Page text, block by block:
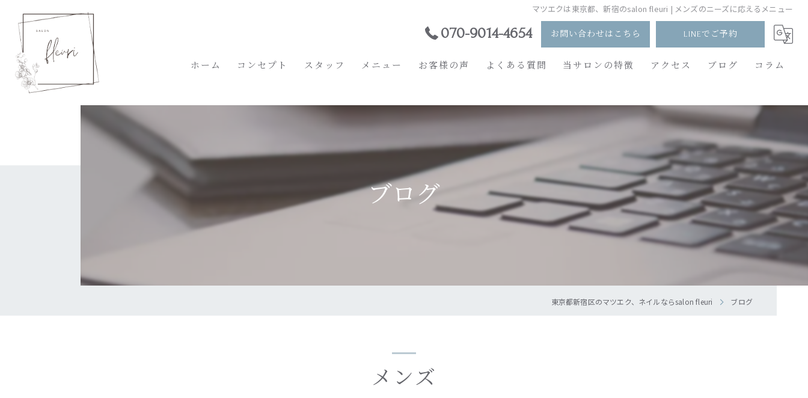
マツエクは東京都、新宿のsalon fleuri | メンズのニーズに応えるメニュー
070-9014-4654 お問い合わせはこちら LINEでご予約
ホーム コンセプト スタッフ メニュー お客様の声 よくある質問 当サロンの特徴
パリジェンヌ
メンズ
バインドロック
アクセス ブログ コラム
ブログ
東京都新宿区のマツエク、ネイルならsalon fleuri ブログ
メンズ